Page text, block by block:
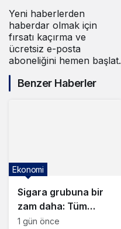
Yeni haberlerden
haberdar olmak için
fırsatı kaçırma ve
ücretsiz e-posta
aboneliğini hemen başlat.
Benzer Haberler
Sigara grubuna bir
zam daha: Tüm
ürünler tek fiyata
Ekonomi
1 gün önce